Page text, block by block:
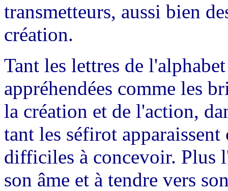
transmetteurs, aussi bien
création.
Tant les lettres de
appréhendées comme les
la création et de l'action,
tant les séfirot
difficiles à concevoir. Plus
son âme et à tendre vers